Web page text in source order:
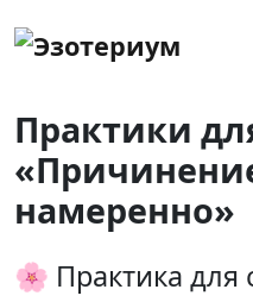
Практики
намеренно»
🌸 Практика для